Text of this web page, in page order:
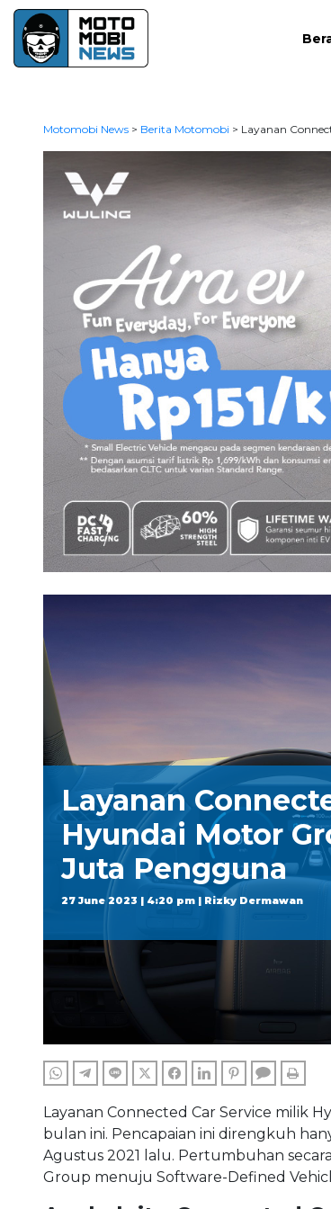
Motomobi News> Berita Motomobi > Layanan
Layanan
Hyundai Motor
Juta Pengguna
27 June 2023 | 4:20 pm | Rizky Dermawan
WHATSAPPTELEGRAM
LINE TWITTERFACEBOOKLINKEDINPINTERESTCOMMENTS
Layanan Connected Car Service milik
bulan ini. Pencapaian ini direngkuh
Agustus 2021 lalu. Pertumbuhan
Group menuju Software-Defined